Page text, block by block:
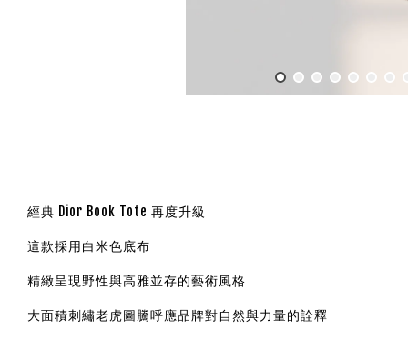
經典 Dior Book Tote 再度升級
這款採用白米色底布
精緻呈現野性與高雅並存的藝術風格
大面積刺繡老虎圖騰呼應品牌對自然與力量的詮釋